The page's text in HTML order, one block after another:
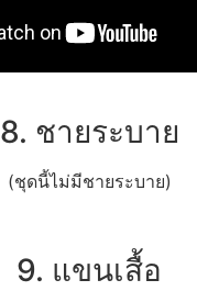
8. ชายระบาย
(ชุดนี้ไม่มีชายระบาย)
9. แขนเสื้อ